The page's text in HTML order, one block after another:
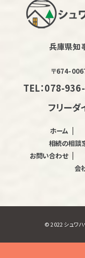
兵庫県知
〒674-
TEL：078-
フリー
ホーム
相続の相談
お問い合わせ
会
© 2022 シュワ